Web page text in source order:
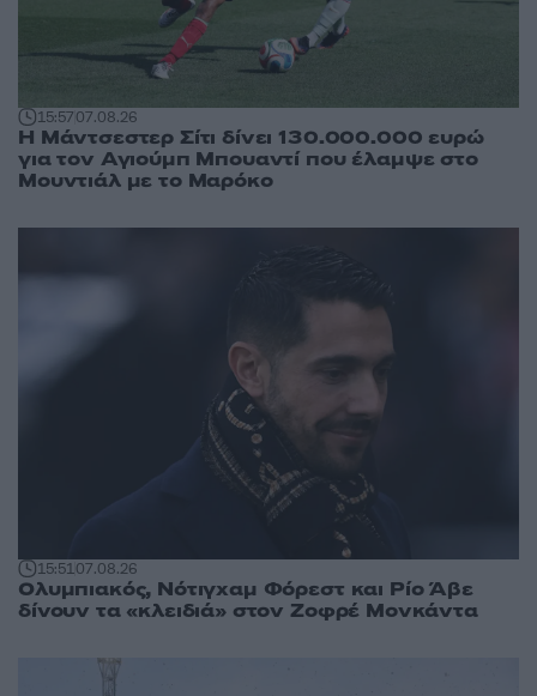
15:5707.08.26
Η Μάντσεστερ Σίτι δίνει 130.000.000 ευρώ
για τον Αγιούμπ Μπουαντί που έλαμψε στο
Μουντιάλ με το Μαρόκο
15:5107.08.26
Ολυμπιακός, Νότιγχαμ Φόρεστ και Ρίο Άβε
δίνουν τα «κλειδιά» στον Ζοφρέ Μονκάντα